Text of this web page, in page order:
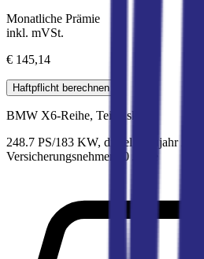
Monatliche Prämie
inkl. mVSt.
€ 145,14
Haftpflicht berechnen
BMW X6-Reihe, Teilkasko
248.7 PS/183 KW, diesel, Baujahr 2020,
Versicherungsnehmer 30 Jahre